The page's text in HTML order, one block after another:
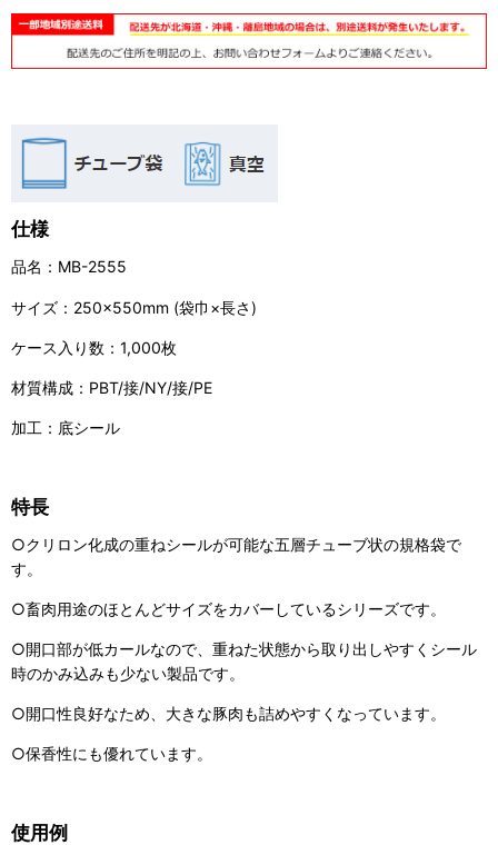
仕様
品名：MB-2555
サイズ：250×550mm (袋巾×長さ)
ケース入り数：1,000枚
材質構成：PBT/接/NY/接/PE
加工：底シール
特長
○クリロン化成の重ねシールが可能な五層チューブ状の規格袋で
す。
○畜肉用途のほとんどサイズをカバーしているシリーズです。
○開口部が低カールなので、重ねた状態から取り出しやすくシール
時のかみ込みも少ない製品です。
○開口性良好なため、大きな豚肉も詰めやすくなっています。
○保香性にも優れています。
使用例